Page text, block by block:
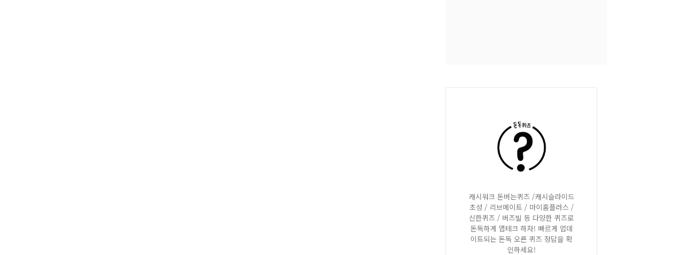
캐시워크 돈버는퀴즈 /캐시슬라이드
초성 / 리브메이트 / 마이홈플러스 /
신한퀴즈 / 버즈빌 등 다양한 퀴즈로
돈독하게 앱테크 하자! 빠르게 업데
이트되는 돈독 오른 퀴즈 정답을 확
인하세요!